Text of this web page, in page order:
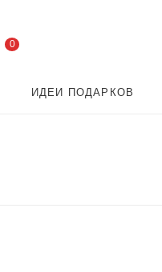
0
ИДЕИ ПОДАРКОВ